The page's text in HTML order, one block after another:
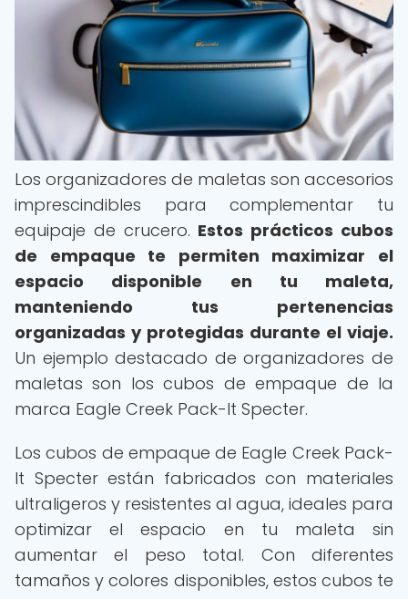
Los organizadores de maletas son accesorios
imprescindibles para complementar tu
equipaje de crucero. Estos prácticos cubos
de empaque te permiten maximizar el
espacio disponible en tu maleta,
manteniendo tus pertenencias
organizadas y protegidas durante el viaje.
Un ejemplo destacado de organizadores de
maletas son los cubos de empaque de la
marca Eagle Creek Pack-It Specter.
Los cubos de empaque de Eagle Creek Pack-
It Specter están fabricados con materiales
ultraligeros y resistentes al agua, ideales para
optimizar el espacio en tu maleta sin
aumentar el peso total. Con diferentes
tamaños y colores disponibles, estos cubos te